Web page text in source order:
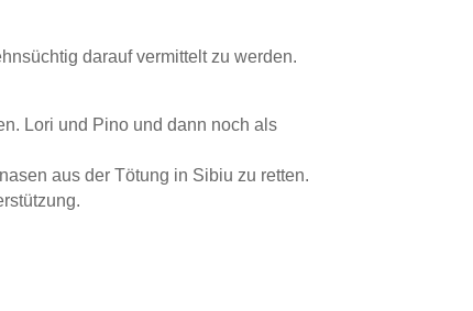
darauf vermittelt zu werden.
Lori und Pino und dann noch als
aus der Tötung in Sibiu zu retten.